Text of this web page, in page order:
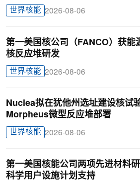
世界核能 2026-08-06
第一美国核公司（FANCO）获能
核反应堆研发
世界核能 2026-08-06
Nuclea拟在犹他州选址建设核试
Morpheus微型反应堆部署
世界核能 2026-08-06
第一美国核能公司两项先进材料
科学用户设施计划支持